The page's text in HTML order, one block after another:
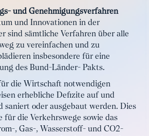
und Genehmigungsverfahren
und Innovationen in der
sind sämtliche Verfahren über alle
zu vereinfachen und zu
insbesondere für eine
des Bund-Länder- Pakts.
die Wirtschaft notwendigen
erhebliche Defizite auf und
saniert oder ausgebaut werden. Dies
für die Verkehrswege sowie das
, Gas-, Wasserstoff- und CO2-